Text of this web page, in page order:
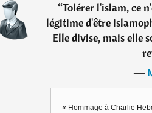
“Tolérer l'islam, ce
légitime d'être
Elle divise, mais elle
―
« Hommage à Charlie